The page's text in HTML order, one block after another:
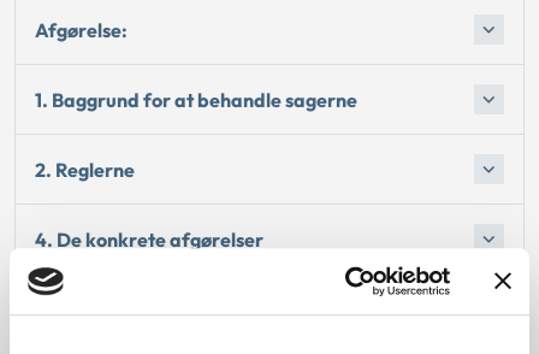
Afgørelse:
1. Baggrund for at behandle sagerne
2. Reglerne
4. De konkrete afgørelser
Begrundelsen for afgørelsen